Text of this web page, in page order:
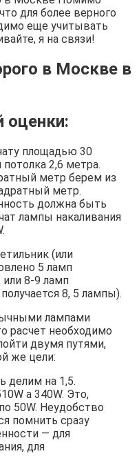
для более верного
еще учитывать
я на связи!
в Москве в
оценки:
площадью 30
2,6 метра.
метр берем из
метр.
должна быть
лампы накаливания
(или
5 ламп
8-9 ламп
8, 5 лампы).
лампами
расчет необходимо
двумя путями,
же цели:
на 1,5.
а 340W. Это,
50W. Неудобство
помнить сразу
— для
для